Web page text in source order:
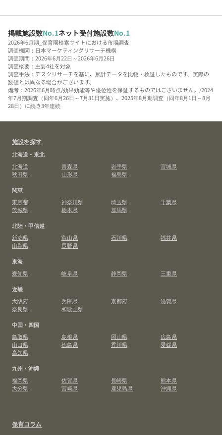
掲載施設数No.1ネット受付施設数No.1
2026年6月期_保育園検索サイトにおける市場調査
調査機関：日本マーケティングリサーチ機構
調査期間：2026年6月22日～2026年6月26日
調査概要：主要4社を対象
調査手法：デスクリサーチを基に、累計データを比較・検証したものです。実際の
数値とは異なる場合がございます。
備考：2026年6月時点/効果効能等や優位性を保証するものではございません。/2024
年7月期調査（同年6月26日～7月31日実施）、2025年8月期調査（同年8月1日～8月
28日）に続き3年連続
施設を探す
北海道・東北
北海道
青森県 岩手県
宮城県
秋田県
山形県
福島県
関東
東京都
神奈川県 埼玉県
千葉県
茨城県
栃木県
群馬県
北陸・甲信越
新潟県
富山県 石川県
福井県
山梨県
長野県
東海
愛知県
岐阜県 静岡県
三重県
近畿
大阪府
兵庫県 京都府
滋賀県
奈良県
和歌山県
中国・四国
鳥取県
島根県 岡山県
広島県
山口県
徳島県 香川県
愛媛県
高知県
九州・沖縄
福岡県
佐賀県 長崎県
熊本県
大分県
宮崎県 鹿児島県 沖縄県
保育コラム